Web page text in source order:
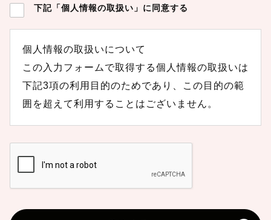
下記「個人情報の取扱い」に同意する
個人情報の取扱いについて
この入力フォームで取得する個人情報の取扱いは
下記3項の利用目的のためであり、この目的の範
囲を超えて利用することはございません。
組織の名称：株式会社ASIA to JAPAN
絡先